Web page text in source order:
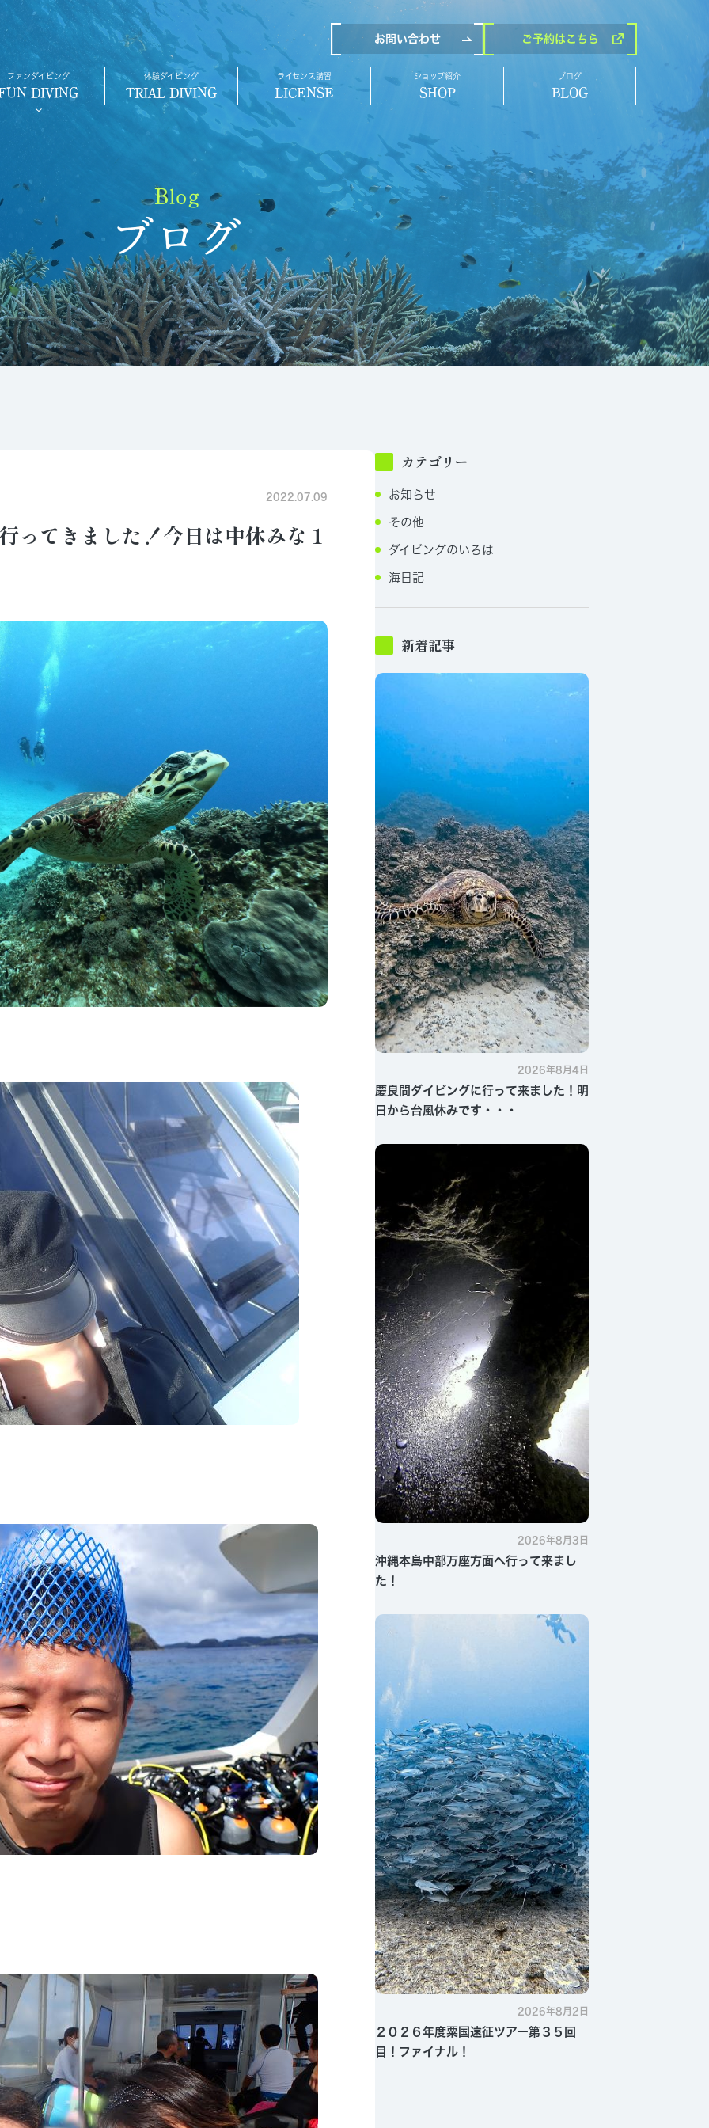
お問い合わせ ご予約はこちら
ファンダイビング
DIVING
体験ダイビング
TRIAL DIVING
ライセンス講習
LICENSE
ショップ紹介
SHOP
ブログ
BLOG
Blog
ブログ
2022.07.09
ってきました！今日は中休みな１
カテゴリー
お知らせ
その他
ダイビングのいろは
海日記
新着記事
2026年8月4日
慶良間ダイビングに行って来ました！明
日から台風休みです・・・
2026年8月3日
沖縄本島中部万座方面へ行って来まし
た！
2026年8月2日
２０２６年度粟国遠征ツアー第３５回
目！ファイナル！